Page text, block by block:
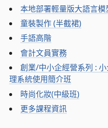
本地部署輕量版大語言模
童裝製作 (半截裙)
手語高階
會計文員實務
創業/中小企經營系列 :
理系統使用簡介班
時尚化妝(中級班)
更多課程資訊